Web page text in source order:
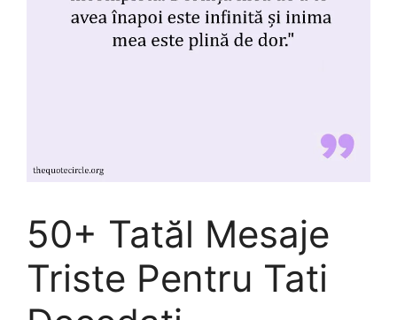
50+ Tatăl Mesaje
Triste Pentru Tati